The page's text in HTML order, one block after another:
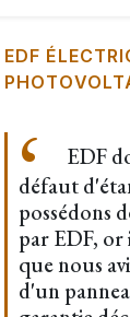
EDF
EDF
défaut
possédons
par EDF, or
que nous
d'un